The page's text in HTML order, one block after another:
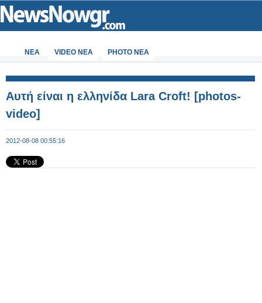
ΝΕΑ VIDEO NEA PHOTO NEA
Αυτή είναι η ελληνίδα Lara Croft! [photos-
video]
2012-08-08 00:55:16